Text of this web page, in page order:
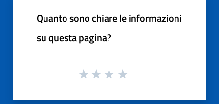
Quanto sono chiare le informazioni
su questa pagina?